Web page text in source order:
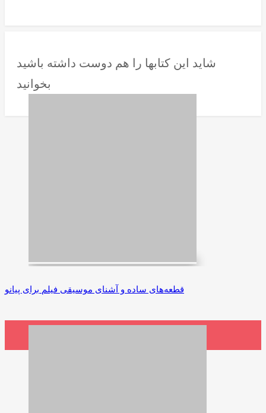
شاید این کتابها را هم دوست داشته باشید
بخوانید
قطعه‌های ساده و آشنای موسیقی فیلم برای پیانو